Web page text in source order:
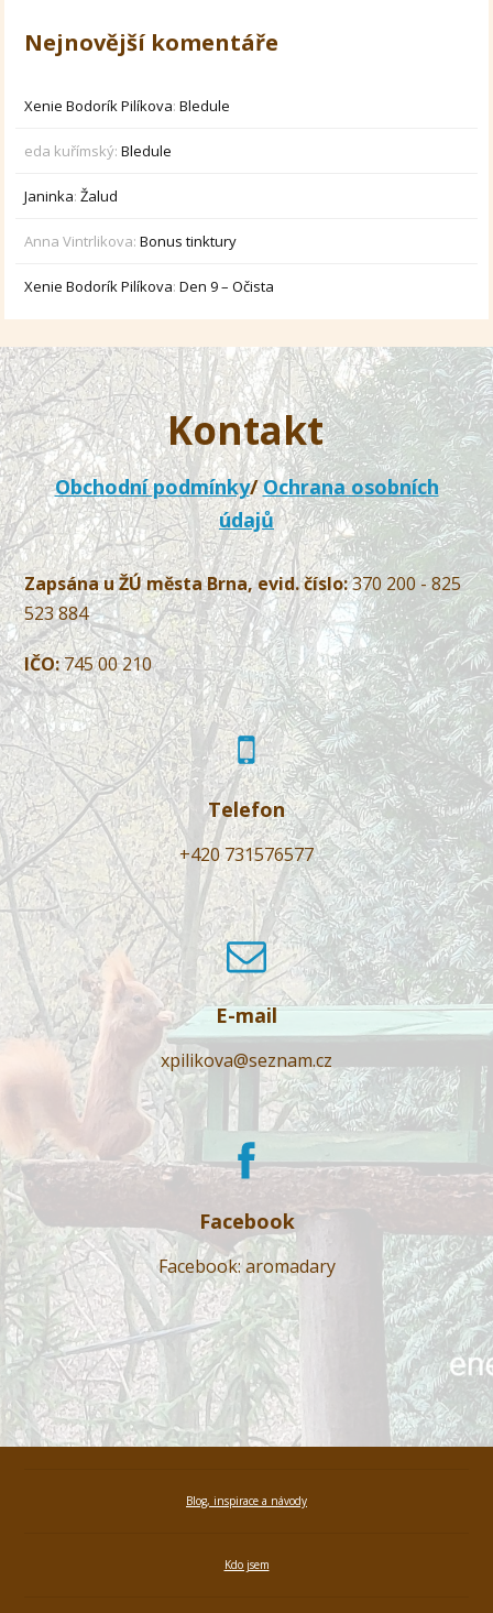
Nejnovější komentáře
Xenie Bodorík Pilíkova:Bledule
eda kuřímský:Bledule
Janinka:Žalud
Anna Vintrlikova:Bonus tinktury
Xenie Bodorík Pilíkova:Den 9 – Očista
Kontakt
Obchodní podmínky/Ochrana osobních
údajů
Zapsána u ŽÚ města Brna, evid. číslo:370 200 - 825
523 884
IČO:745 00 210
Telefon
+420 731576577
E-mail
xpilikova@seznam.cz
Facebook
Facebook: aromadary
Blog, inspirace a návody
Kdo jsem